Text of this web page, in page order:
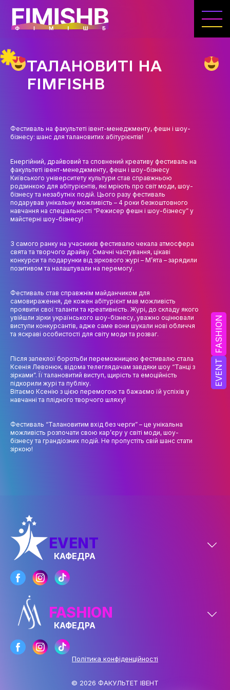
EVENT
FASHION
ГОЛОВНА
ІНДУСТРІЇ ДОЗВІЛЛЯ
МЕТА, ЗАВДАННЯ ТА ІСТОРІЯ КАФЕДРИ
ОСВІТНІ ПРОГРАМИ
СИЛАБУСИ
НАУКА
НАПРЯМИ ДОСЛІДЖЕНЬ
ВИДАВНИЧА ДІЯЛЬНІСТЬ
КОНФЕРЕНЦІЇ, СЕМІНАРИ
ПІДВИЩЕННЯ КВАЛІФІКАЦІЇ
ЯКІСТЬ ОСВІТИ
АКАДЕМІЧНА ДОБРОЧЕСНІСТЬ
АКАДЕМІЧНА МОБІЛЬНІСТЬ
СПІВПРАЦЯ
КАФЕДРА ФЕШН ТА ШОУ-БІЗНЕСУ
МЕТА, ЗАВДАННЯ ТА ІСТОРІЯ КАФЕДРИ
ВИКЛАДАЦЬКИЙ СКЛАД
НАУКА
НАУК.РОБОТА СТУДЕНТІВ
ВИДАВНИЧА ДІЯЛЬНІСТЬ
КОНФЕРЕНЦІЇ, СЕМІНАРИ
ЯКІСТЬ ОСВІТИ
АКАДЕМІЧНА ДОБРОЧЕСНІСТЬ
ЗДОБУВАЧІВ
ТАЛАНОВИТІ НА
FIMFISHB
Фестиваль на факультеті івент-менеджменту, фешн і шоу-
бізнесу: шанс для талановитих абітурієнтів!
Енергійний, драйвовий та сповнений креативу фестиваль на
факультеті івент-менеджменту, фешн і шоу-бізнесу
Київського університету культури став справжньою
родзинкою для абітурієнтів, які мріють про світ моди, шоу-
бізнесу та незабутніх подій. Цього разу фестиваль
подарував унікальну можливість – 4 роки безкоштовного
навчання на спеціальності “Режисер фешн і шоу-бізнесу” у
майстерні шоу-бізнесу!
З самого ранку на учасників фестивалю чекала атмосфера
свята та творчого драйву. Смачні частування, цікаві
конкурси та подарунки від зіркового журі – М’ята – зарядили
позитивом та налаштували на перемогу.
Фестиваль став справжнім майданчиком для
самовираження, де кожен абітурієнт мав можливість
проявити свої таланти та креативність. Журі, до складу якого
увійшли зірки українського шоу-бізнесу, уважно оцінювали
виступи конкурсантів, адже саме вони шукали нові обличчя
та яскраві особистості для світу моди та розваг.
Після запеклої боротьби переможницею фестивалю стала
Ксенія Левонюк, відома телеглядачам завдяки шоу “Танці з
зірками”. Її талановитий виступ, щирість та емоційність
підкорили журі та публіку.
Вітаємо Ксенію з цією перемогою та бажаємо їй успіхів у
навчанні та плідного творчого шляху!
Фестиваль “Талановитим вхід без черги” – це унікальна
можливість розпочати свою кар’єру у світі моди, шоу-
бізнесу та грандіозних подій. Не пропустіть свій шанс стати
зіркою!
EVENT
КАФЕДРА
FASHION
КАФЕДРА
Політика конфіденційності
© 2026 ФАКУЛЬТЕТ ІВЕНТ